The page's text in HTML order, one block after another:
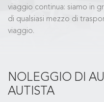
viaggio continua: siamo in
di qualsiasi mezzo di
viaggio.
NOLEGGIO DI
AUTISTA